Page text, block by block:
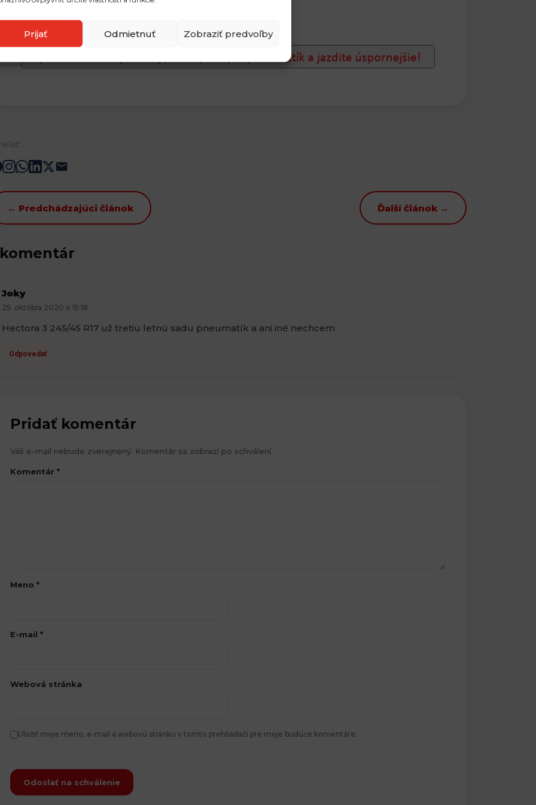
Prijať Odmietnuť Zobraziť predvoľby
← Predchádzajúci článok Ďalší článok →
Joky
25. októbra 2020 o 15:18
Hectora 3 245/45 R17 už tretiu letnú sadu pneumatík a ani iné nechcem
Odpovedať
Pridať komentár
Váš e-mail nebude zverejnený. Komentár sa zobrazí po schválení.
Komentár *
Meno *
E-mail *
Webová stránka
Uložiť moje meno, e-mail a webovú stránku v tomto prehliadači pre moje budúce komentáre.